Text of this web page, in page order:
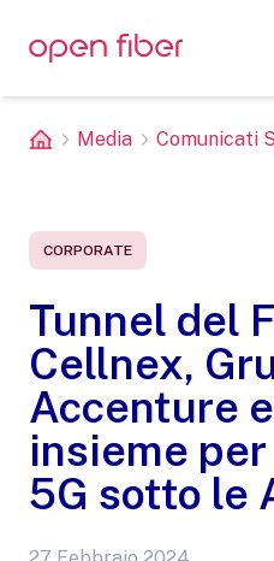
Media Comunicati
CORPORATE
Tunnel del
Cellnex,
Accenture
insieme
5G sotto le